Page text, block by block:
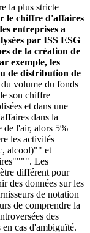
la plus stricte
le chiffre d'affaires
entreprises a
par ISS ESG
de la création de
exemple, les
de distribution de
volume du fonds
son chiffre
et dans une
dans la
de l'air, alors 5%
les activités
alcool)"" et
Les
différent pour
des données sur les
de notation
de comprendre la
des
cas d'ambiguïté.